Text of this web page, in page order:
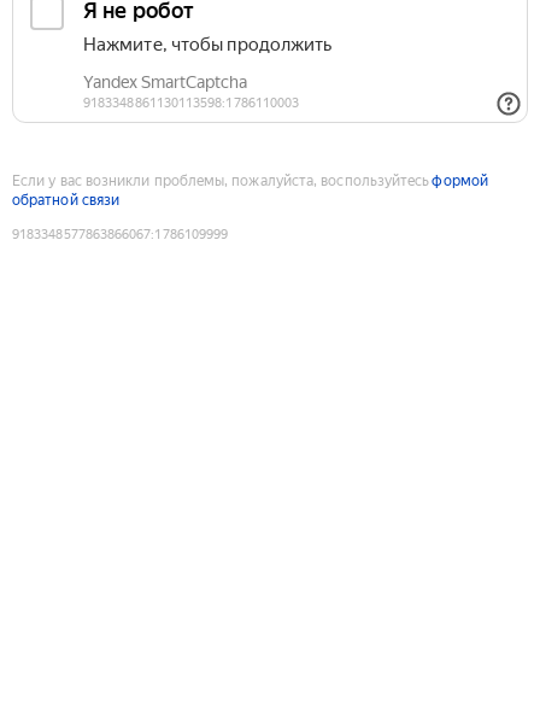
Если у вас возникли проблемы, пожалуйста, воспользуйтесьформой
обратной связи
9183348577863866067:1786109999